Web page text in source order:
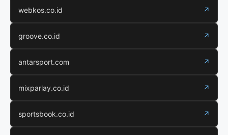
webkos.co.id ↗
groove.co.id ↗
antarsport.com ↗
mixparlay.co.id ↗
sportsbook.co.id ↗